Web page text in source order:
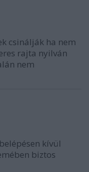
csinálják ha nem
rajta nyilván
nem
kívül
biztos